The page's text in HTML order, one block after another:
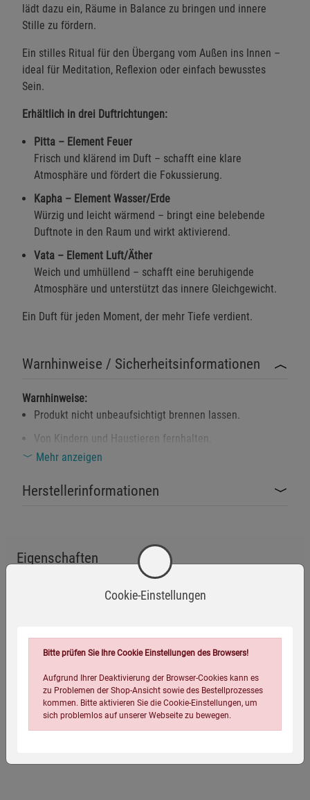
lädt dazu ein, Räume in Balance zu bringen und innere
Stille zu fördern.
Ein stilles Ritual für den Übergang vom Außen ins Innen –
ideal für Meditation, Reflexion oder einfach bewusstes
Sein.
Erhältlich in drei Duftrichtungen:
Pitta – Element Feuer
Frisch und klärend im Duft – schafft eine klare
Atmosphäre und fördert die Fokussierung.
Kapha – Element Wasser/Erde
Würzig und leicht wärmend – bringt eine belebende
Duftnote in den Raum und wirkt aktivierend.
Vata – Element Luft/Äther
Weich und umhüllend – schafft eine beruhigende
Atmosphäre und unterstützt das innere Gleichgewicht.
Ein Duft für jeden Moment, der mehr Tiefe verdient.
Warnhinweise / Sicherheitsinformationen
Warnhinweise:
Produkt nicht unbeaufsichtigt brennen lassen.
Von Kindern und Haustieren fernhalten.
Direkten Kontakt mit brennbaren Materialien vermeiden.
Kann bei unsachgemäßer Verwendung
Nur auf feuerfesten Oberflächen verwenden.
Für ausreichende Belüftung während der Nutzung
Zusätzliche Hinweise:
Das Produkt besteht aus natürlichen Inhaltsstoffen und
ist biologisch abbaubar.
Bereich reinigen.
Mehr anzeigen
Herstellerinformationen
Eigenschaften
Verpackungsgewicht:
39 Gramm
Verpackungsmaße (LxBxH):
8,2 8,1
Passend dazu
Cookie-Einstellungen
Bitte prüfen Sie Ihre Cookie Einstellungen des Browsers!
Aufgrund Ihrer Deaktivierung der Browser-Cookies kann es
zu Problemen der Shop-Ansicht sowie des Bestellprozesses
kommen. Bitte aktivieren Sie die Cookie-Einstellungen, um
sich problemlos auf unserer Webseite zu bewegen.